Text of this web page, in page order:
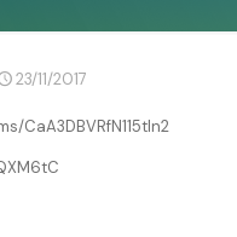
23/11/2017
CaA3DBVRfN115tln2